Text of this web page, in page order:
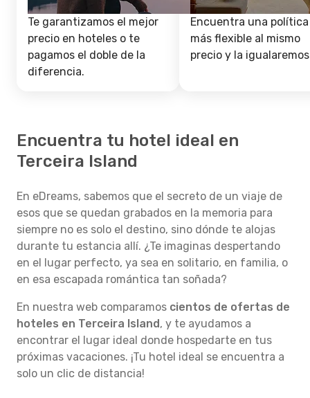
Te garantizamos el mejor
precio en hoteles o te
pagamos el doble de la
diferencia.
Encuentra una política
más flexible al mismo
precio y la
Encuentra tu hotel ideal en
Terceira Island
En eDreams, sabemos que el secreto de un viaje de
esos que se quedan grabados en la memoria para
siempre no es solo el destino, sino dónde te alojas
durante tu estancia allí. ¿Te imaginas despertando
en el lugar perfecto, ya sea en solitario, en familia, o
en esa escapada romántica tan soñada?
En nuestra web comparamos cientos de ofertas de
hoteles en Terceira Island, y te ayudamos a
encontrar el lugar ideal donde hospedarte en tus
próximas vacaciones. ¡Tu hotel ideal se encuentra a
solo un clic de distancia!